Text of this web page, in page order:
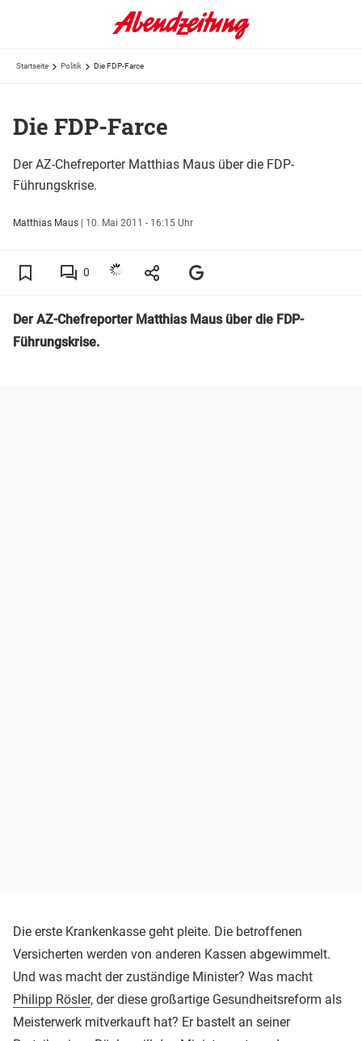
Startseite Politik Die FDP-Farce
Die FDP-Farce
Der AZ-Chefreporter Matthias Maus über die FDP-
Führungskrise.
Matthias Maus | 10. Mai 2011 - 16:15 Uhr
0
Der AZ-Chefreporter Matthias Maus über die FDP-
Führungskrise.
Die erste Krankenkasse geht pleite. Die betroffenen
Versicherten werden von anderen Kassen abgewimmelt.
Und was macht der zuständige Minister? Was macht
Philipp Rösler, der diese großartige Gesundheitsreform als
Meisterwerk mitverkauft hat? Er bastelt an seiner